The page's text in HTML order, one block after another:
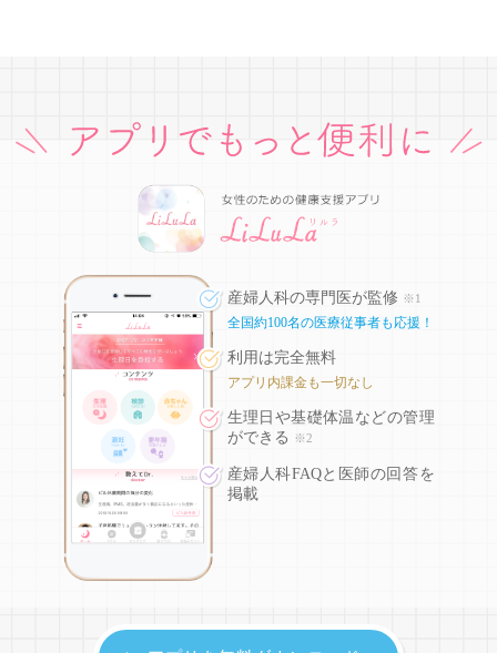
産婦人科の専門医が監修 ※1
全国約100名の医療従事者も応援！
利用は完全無料
アプリ内課金も一切なし
生理日や基礎体温などの管理
ができる
※2
産婦人科FAQと医師の回答を
掲載